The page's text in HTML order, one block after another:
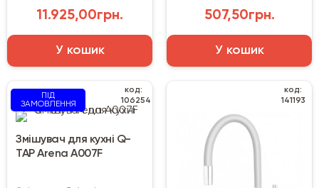
11.925,00грн.
У кошик
507,50грн.
У кошик
ПІД
ЗАМОВЛЕННЯ
код:
106254
Змішувач для кухні Q-
TAP Arena A007F
код:
141193